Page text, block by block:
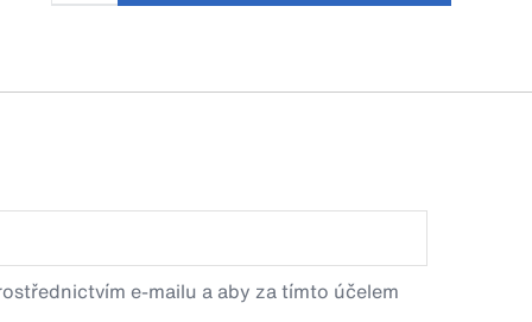
e-mailu a aby za tímto účelem